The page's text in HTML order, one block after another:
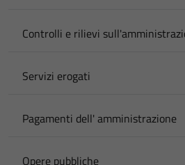
Controlli e rilievi
Servizi erogati
Pagamenti dell' amministrazione
Opere pubbliche